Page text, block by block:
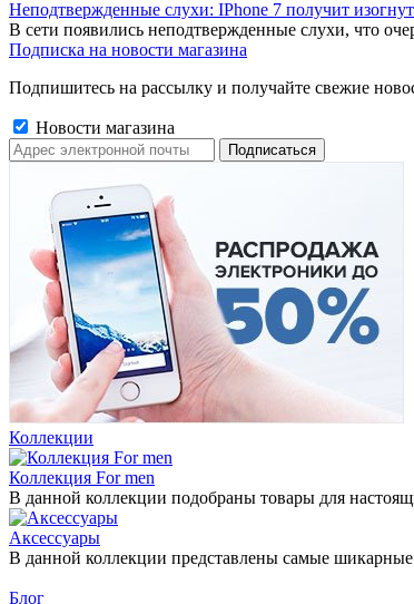
Неподтвержденные слухи: IPhone 7 получит
В сети появились неподтвержденные слухи, что
Подписка на новости магазина
Подпишитесь на рассылку и получайте свежие
Новости магазина
Коллекции
Коллекция For men
В данной коллекции подобраны товары для
Аксессуары
В данной коллекции представлены самые
Блог